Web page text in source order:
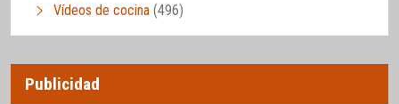
Vídeos de cocina (496)
Publicidad